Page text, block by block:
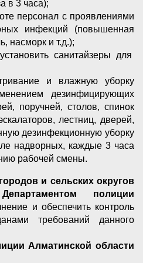
в 3 часа);
персонал с проявлениями
инфекций (повышенная
насморк и т.д.);
санитайзеры для
и влажную уборку
дезинфицирующих
поручней, столов, спинок
лестниц, дверей,
дезинфекционную уборку
надворных, каждые 3 часа
рабочей смены.
и сельских округов
полиции
и обеспечить контроль
требований данного
Алматинской области